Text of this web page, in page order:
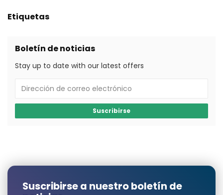
Etiquetas
Boletín de noticias
Stay up to date with our latest offers
Suscribirse
Suscribirse a nuestro boletín de